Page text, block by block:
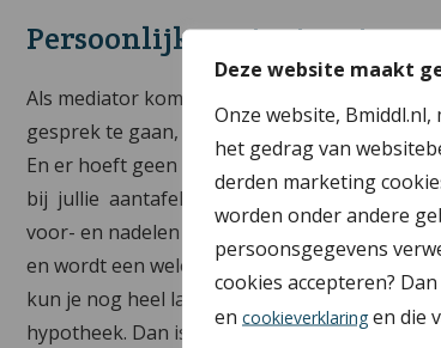
Deze website maakt
Onze website,
het gedrag van
derden marketing
worden onder andere
persoonsgegevens
cookies accepteren?
en cookieverklaring en die
Persoonlijk contact met een
Als mediator kom ik in Hengelo en omgeving
gesprek te gaan, vanuit een vertrouwde
En er hoeft geen opvang/oppas voor de
bij jullie aantafel. Van alle belangrijke zaken
voor- en nadelen hiervan, aan jullie uit.
en wordt een weloverwogen beslissing van
kun je nog heel lang na de scheiding nodig
hypotheek. Dan is het belangrijk dat de